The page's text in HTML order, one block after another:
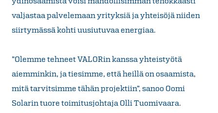
valjastaa palvelemaan yrityksiä ja yhteisöjä niiden
siirtymässä kohti uusiutuvaa energiaa.
”Olemme tehneet VALORin kanssa yhteistyötä
aiemminkin, ja tiesimme, että heillä on osaamista,
mitä tarvitsimme tähän projektiin”, sanoo Oomi
Solarin tuore toimitusjohtaja Olli Tuomivaara.